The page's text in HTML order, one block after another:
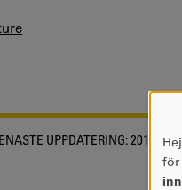
UPPDATERING:2016-11-
AV
för